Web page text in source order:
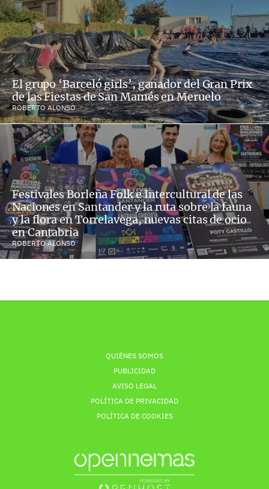
El grupo ‘Barceló girls’, ganador del Gran Prix
de las Fiestas de San Mamés en Meruelo
ROBERTO ALONSO
Festivales Borleña Folk e Intercultural de las
Naciones en Santander y la ruta sobre la fauna
y la flora en Torrelavega, nuevas citas de ocio
en Cantabria
ROBERTO ALONSO
QUIÉNES SOMOS
PUBLICIDAD
AVISO LEGAL
POLÍTICA DE PRIVACIDAD
POLÍTICA DE COOKIES